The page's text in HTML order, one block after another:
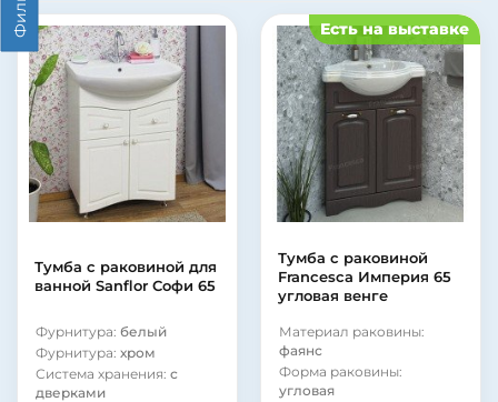
Тумба с раковиной для
ванной Sanflor Софи 65
Фурнитура: белый
Фурнитура: хром
Система хранения: с
дверками
Есть на выставке
Тумба с раковиной
Francesca Империя 65
угловая венге
Материал раковины:
фаянс
Форма раковины:
угловая